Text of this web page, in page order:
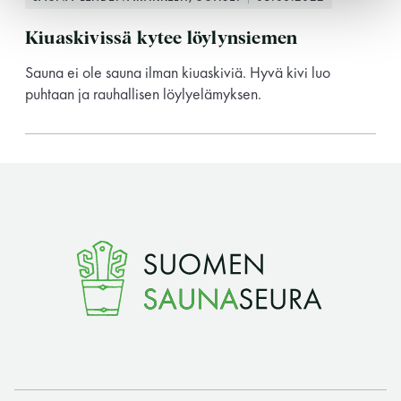
Y-tunnus: 0116872-9
Tietosuojaseloste
Suomen Saunaseura vaalii perinteisiä, kohteliaita
saunomistapoja, joiden perustana on toisten
saunarauhan kunnioittaminen. Seura vaalii
Kiuaskivissä kytee löylynsiemen
Sauna ei ole sauna ilman kiuaskiviä. Hyvä kivi luo
puhtaan ja rauhallisen löylyelämyksen.